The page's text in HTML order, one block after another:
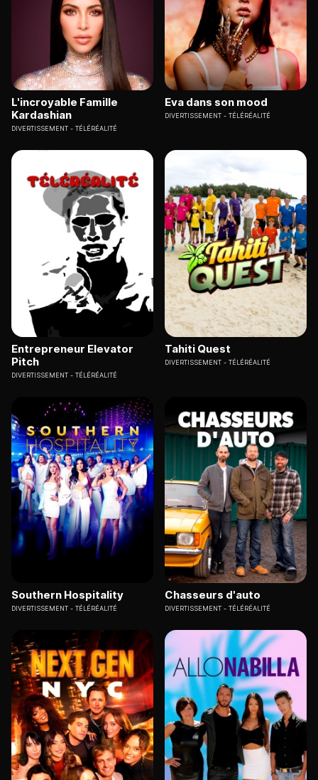
L'incroyable Famille
Kardashian
DIVERTISSEMENT TÉLÉRÉALITÉ
Eva dans son mood
DIVERTISSEMENT TÉLÉRÉALITÉ
Entrepreneur Elevator
Pitch
DIVERTISSEMENT TÉLÉRÉALITÉ
Tahiti Quest
DIVERTISSEMENT TÉLÉRÉALITÉ
Southern Hospitality
DIVERTISSEMENT TÉLÉRÉALITÉ
Chasseurs d'auto
DIVERTISSEMENT TÉLÉRÉALITÉ